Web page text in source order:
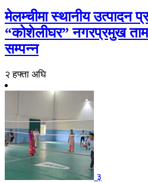
मेलम्चीमा स्थानीय उत्पादन
“कोशेलीघर” नगरप्रमुख
सम्पन्न
२ हफ्ता अघि
३